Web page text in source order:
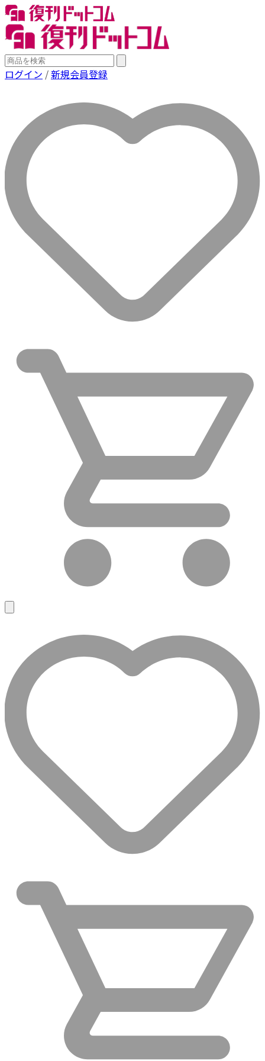
ログイン /新規会員登録